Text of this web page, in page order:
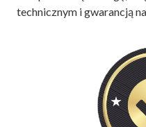
technicznym i gwarancją